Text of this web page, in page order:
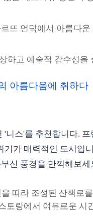
뜨 언덕에서 아름다
하고 예술적 감수성을
아름다움에 취하다
니스'를 추천합니다.
가 매력적인 도시입
신 풍경을 만끽해보세
따라 조성된 산책로
토랑에서 여유로운 시